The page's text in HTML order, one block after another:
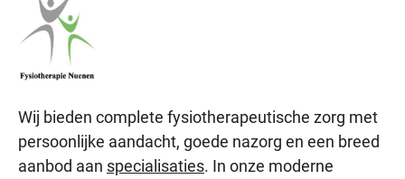
Wij bieden complete fysiotherapeutische zorg met
persoonlijke aandacht, goede nazorg en een breed
aanbod aan specialisaties. In onze moderne